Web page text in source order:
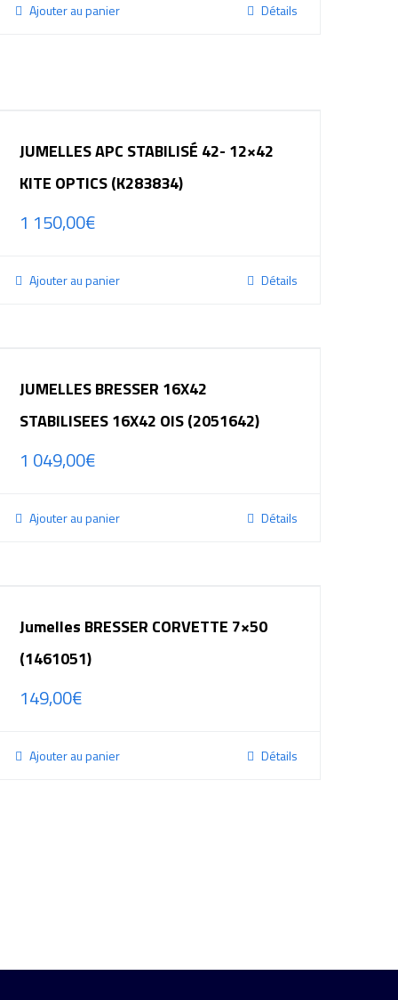
Ajouter au panier Détails
JUMELLES APC STABILISÉ 42- 12×42
KITE OPTICS (K283834)
1 150,00€
Ajouter au panier Détails
JUMELLES BRESSER 16X42
STABILISEES 16X42 OIS (2051642)
1 049,00€
Ajouter au panier Détails
Jumelles BRESSER CORVETTE 7×50
(1461051)
149,00€
Ajouter au panier Détails